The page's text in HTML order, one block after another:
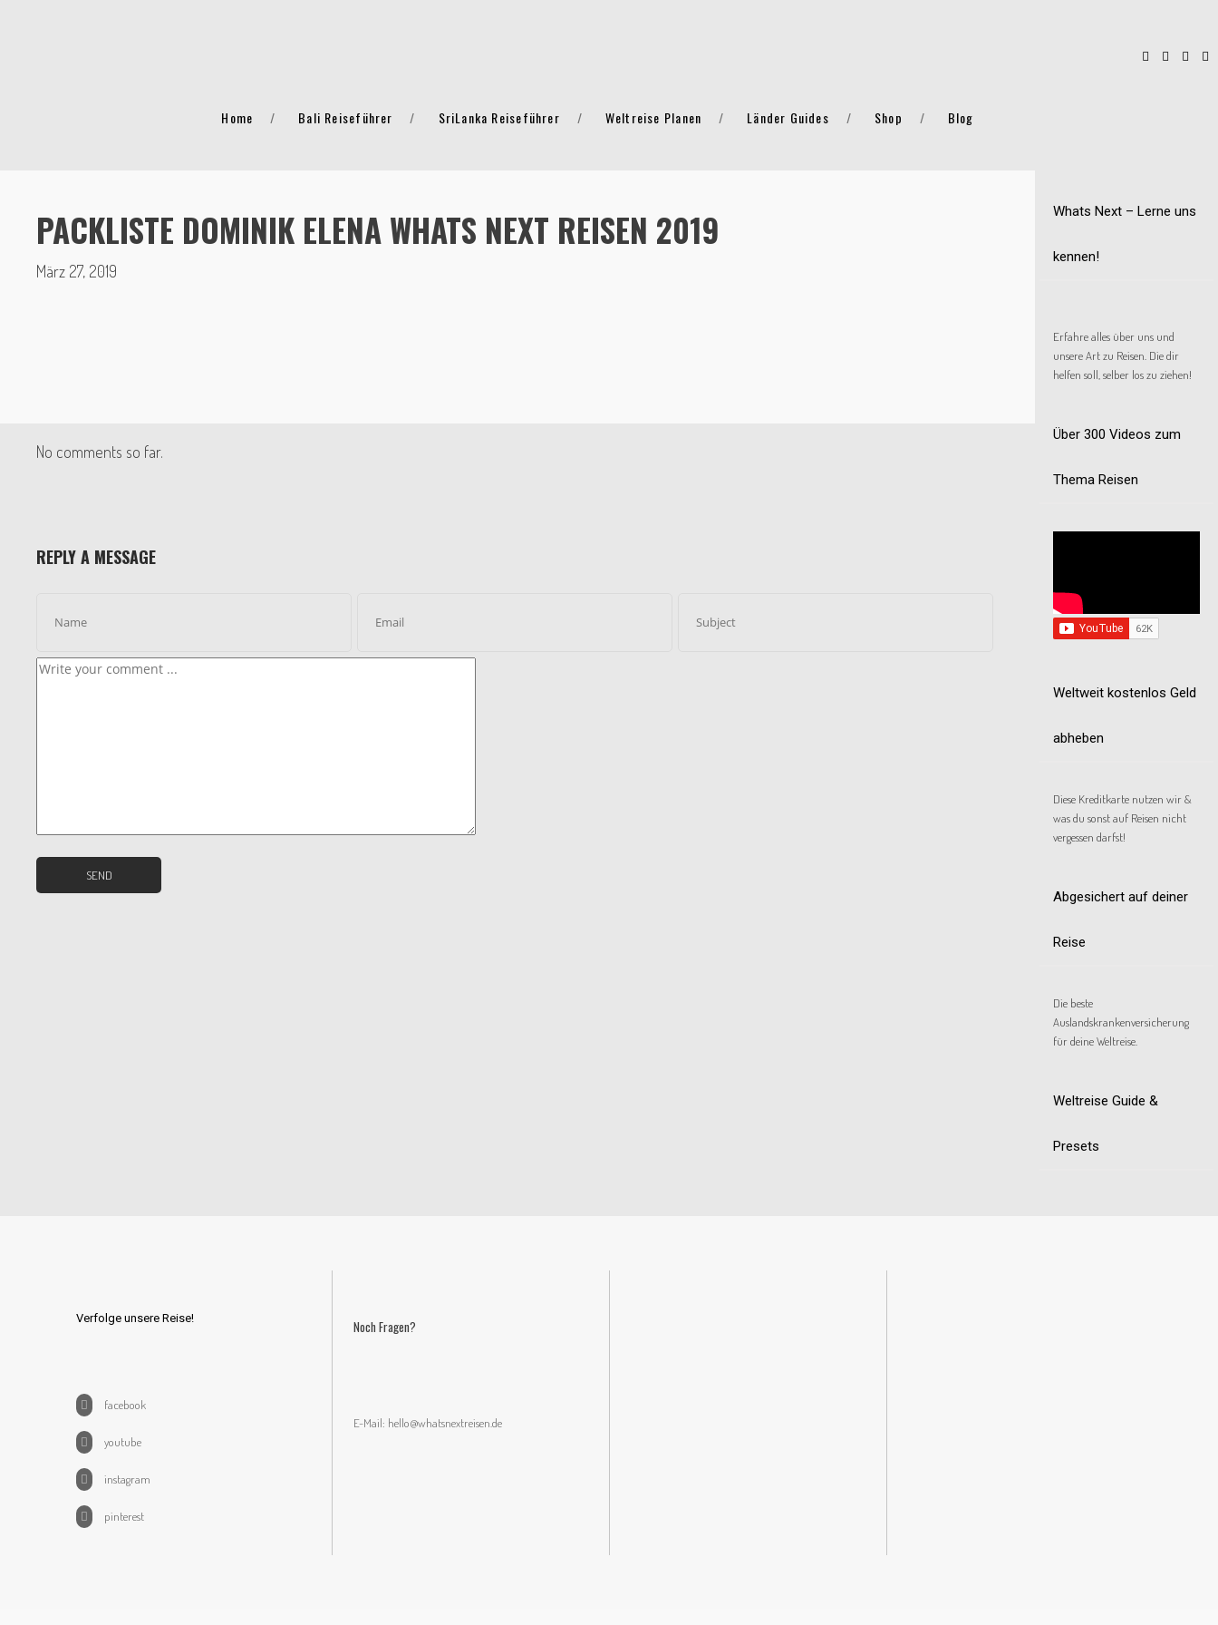
Home Bali Reiseführer SriLanka Reiseführer Weltreise Planen Länder Guides Shop Blog
PACKLISTE DOMINIK ELENA WHATS NEXT REISEN 2019
März 27, 2019
No comments so far.
REPLY A MESSAGE
Whats Next – Lerne uns
kennen!
Erfahre alles über uns und
unsere Art zu Reisen. Die dir
helfen soll, selber los zu ziehen!
Über 300 Videos zum
Thema Reisen
Weltweit kostenlos Geld
abheben
Diese Kreditkarte nutzen wir &
was du sonst auf Reisen nicht
vergessen darfst!
Abgesichert auf deiner
Reise
Die beste
Auslandskrankenversicherung
für deine Weltreise.
Weltreise Guide &
Presets
Verfolge unsere Reise!
facebook
youtube
instagram
pinterest
Noch Fragen?
E-Mail: hello@whatsnextreisen.de